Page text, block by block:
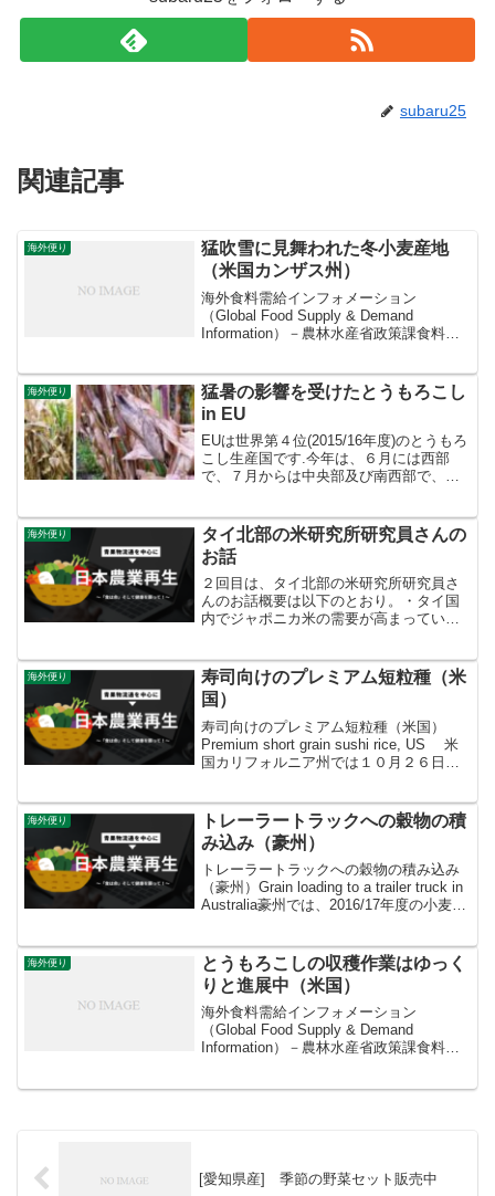
subaru25
関連記事
海外便り
猛吹雪に見舞われた冬小麦産地
（米国カンザス州）
海外食料需給インフォメーション
（Global Food Supply & Demand
Information）－農林水産省政策課食料安
and ...
海外便り
猛暑の影響を受けたとうもろこし
in EU
EUは世界第４位(2015/16年度)のとうもろ
こし生産国です.今年は、６月には西部
で、７月からは中央部及び南西部で、連
天候が続き、結実期にも必要な土壌水分
が不足する事態となったことから、生産
量が大きく減少する見込みとなっていま
す。
海外便り
タイ北部の米研究所研究員さんの
お話
２回目は、タイ北部の米研究所研究員さ
んのお話概要は以下のとおり。・タイ国
内でジャポニカ米の需要が高まってい
ため、本研究所では、2015～2019年にか
けて、病害虫に強い...
海外便り
寿司向けのプレミアム短粒種（米
国）
寿司向けのプレミアム短粒種（米国）
Premium short grain sushi rice, US 米
国カリフォルニア州では１０月２６日、
っています。このプレミア...
海外便り
トレーラートラックへの穀物の積
み込み（豪州）
トレーラートラックへの穀物の積み込み
（豪州）Grain loading to a trailer truck in
Australia豪州では、2016/17年度の小麦の
海外便り
とうもろこしの収穫作業はゆっく
りと進展中（米国）
海外食料需給インフォメーション
（Global Food Supply & Demand
Information）－農林水産省政策課食料安
[愛知県産] 季節の野菜セット販売中